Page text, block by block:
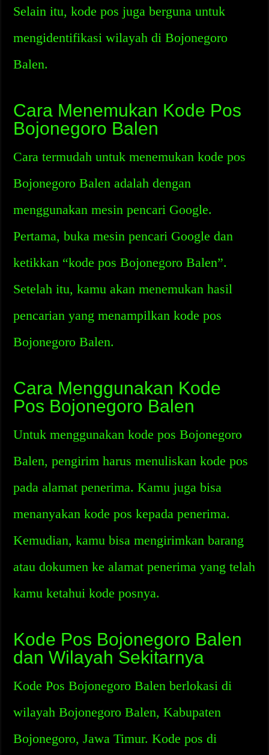
Selain itu, kode pos juga berguna untuk
mengidentifikasi wilayah di Bojonegoro
Balen.
Cara Menemukan Kode Pos
Bojonegoro Balen
Cara termudah untuk menemukan kode pos
Bojonegoro Balen adalah dengan
menggunakan mesin pencari Google.
Pertama, buka mesin pencari Google dan
ketikkan “kode pos Bojonegoro Balen”.
Setelah itu, kamu akan menemukan hasil
pencarian yang menampilkan kode pos
Bojonegoro Balen.
Cara Menggunakan Kode
Pos Bojonegoro Balen
Untuk menggunakan kode pos Bojonegoro
Balen, pengirim harus menuliskan kode pos
pada alamat penerima. Kamu juga bisa
menanyakan kode pos kepada penerima.
Kemudian, kamu bisa mengirimkan barang
atau dokumen ke alamat penerima yang telah
kamu ketahui kode posnya.
Kode Pos Bojonegoro Balen
dan Wilayah Sekitarnya
Kode Pos Bojonegoro Balen berlokasi di
wilayah Bojonegoro Balen, Kabupaten
Bojonegoro, Jawa Timur. Kode pos di